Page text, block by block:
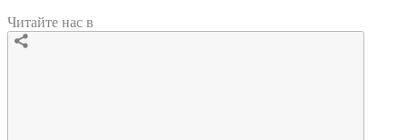
Читайте нас в